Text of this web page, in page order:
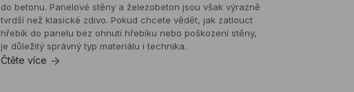
do betonu. Panelové stěny a železobeton jsou však výrazně
tvrdší než klasické zdivo. Pokud chcete vědět, jak zatlouct
hřebík do panelu bez ohnutí hřebíku nebo poškození stěny,
je důležitý správný typ materiálu i technika.
Čtěte více